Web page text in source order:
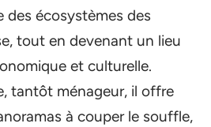
des écosystèmes des
tout en devenant un lieu
et culturelle.
tantôt ménageur, il offre
à couper le souffle,